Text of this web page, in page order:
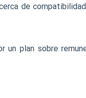
de
un plan sobre